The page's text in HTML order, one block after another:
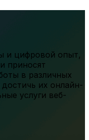
и цифровой опыт,
приносят
в различных
их онлайн-
услуги веб-